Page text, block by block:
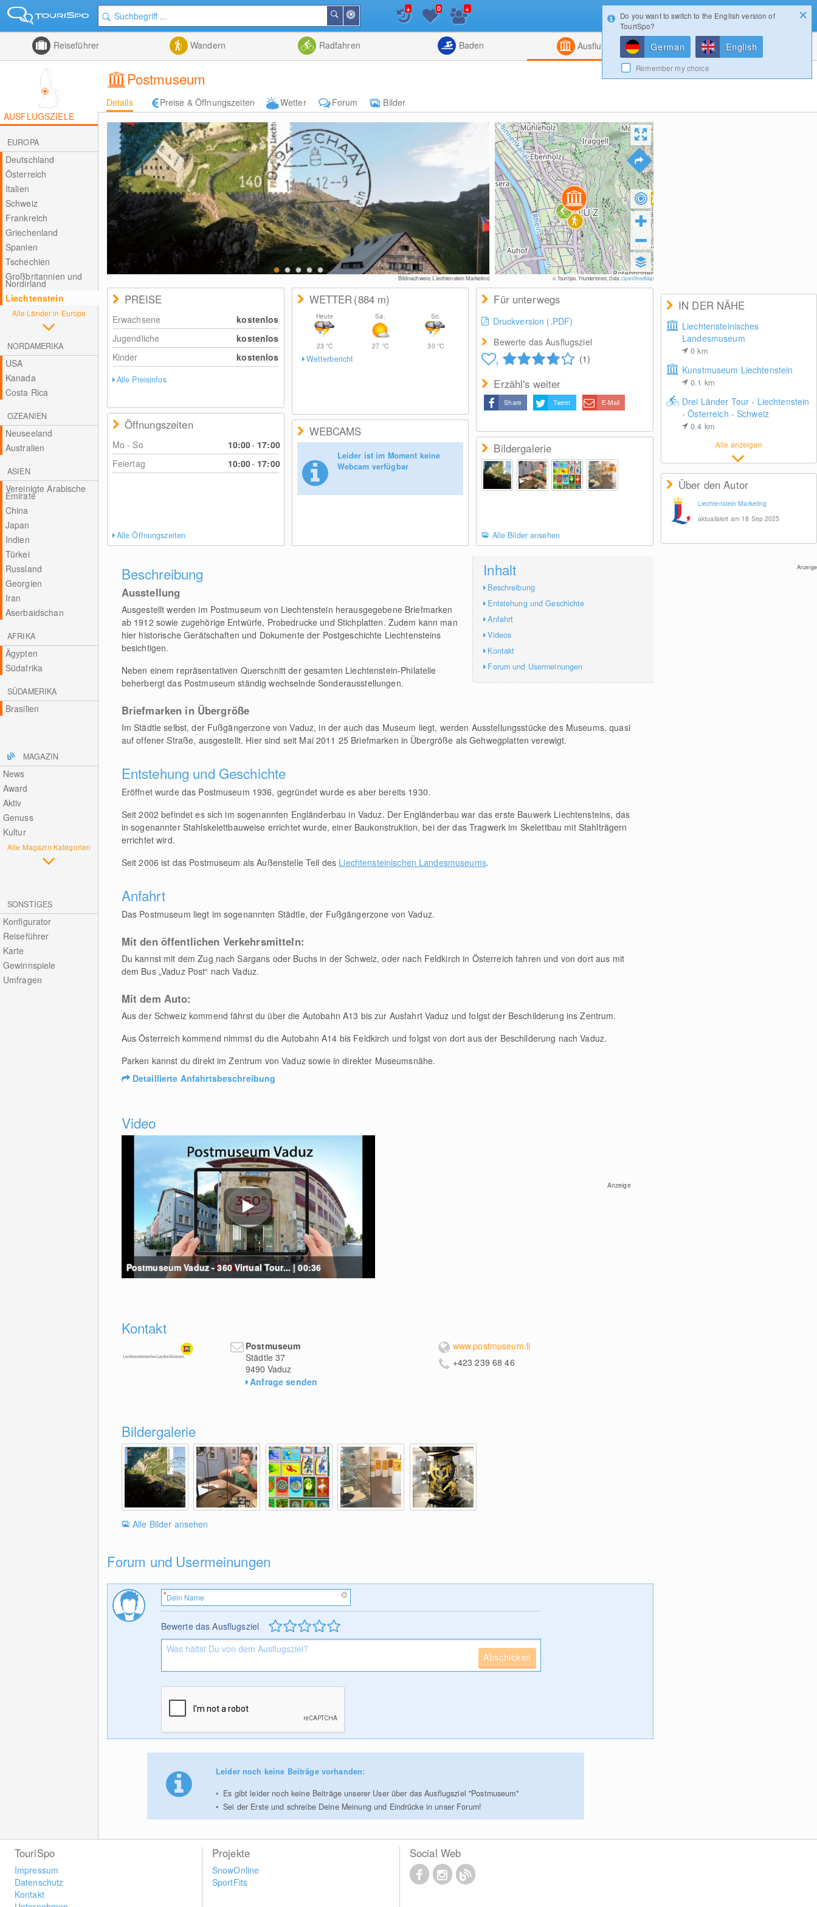
der
Nähe
Suchen
Listenansicht
Kombiniert
+ 0 +
Reiseführer Wandern Radfahren Baden Ausflugsziele Magazin
Postmuseum
Details Preise & Öffnungszeiten Wetter Forum
Bilder
AUSFLUGSZIELE
EUROPA
Deutschland
Österreich
Italien
Schweiz
Frankreich
Griechenland
Spanien
Tschechien
Großbritannien und
Nordirland
Alle Länder in Europa
Liechtenstein
NORDAMERIKA
USA
Kanada
Costa Rica
OZEANIEN
Neuseeland
Australien
ASIEN
Vereinigte Arabische
Emirate
China
Japan
Indien
Türkei
Russland
Georgien
Iran
Aserbaidschan
AFRIKA
Ägypten
Südafrika
SÜDAMERIKA
Brasilien
MAGAZIN
News
Award
Aktiv
Genuss
Kultur
Alle Magazin Kategorien
SONSTIGES
Konfigurator
Reiseführer
Karte
Gewinnspiele
Umfragen
Bildnachweis: Liechtenstein Marketing © TouriSpo, Thunderforest, Data:OpenStreetMap
IN DER NÄHE
Liechtensteinisches
Landesmuseum
0km
Kunstmuseum Liechtenstein
0.1 km
Drei Länder Tour - Liechtenstein
- Österreich - Schweiz
0.4 km
Alle anzeigen
Über den Autor
Liechtenstein Marketing
aktualisiert am 18 Sep 2025
Anzeige
PREISE
Erwachsene
kostenlos
Jugendliche
kostenlos
Kinder
kostenlos
Alle Preisinfos
Öffnungszeiten
Mo - So 10:00- 17:00
Feiertag
10:00- 17:00
Alle Öffnungszeiten
WETTER(884 m)
Heute
23°C
Sa.
27 °C
So.
30 °C
Wetterbericht
WEBCAMS
Leider ist im Moment keine
Webcam verfügbar
Für unterwegs
Druckversion (.PDF)
Bewerte das Ausflugsziel
1 (1)
Erzähl's weiter
Share Tweet E-Mail
Bildergalerie
Alle Bilder ansehen
Inhalt
Beschreibung
Entstehung und Geschichte
Anfahrt
Videos
Kontakt
Forum und Usermeinungen
Beschreibung
Ausstellung
Ausgestellt werden im Postmuseum von Liechtenstein herausgegebene Briefmarken
ab 1912 sowie zugehörige Entwürfe, Probedrucke und Stichplatten. Zudem kann man
hier historische Gerätschaften und Dokumente der Postgeschichte Liechtensteins
besichtigen.
Neben einem repräsentativen Querschnitt der gesamten Liechtenstein-Philatelie
beherbergt das Postmuseum ständig wechselnde Sonderausstellungen.
Briefmarken in Übergröße
Im Städtle selbst, der Fußgängerzone von Vaduz, in der auch das Museum liegt, werden Ausstellungsstücke des Museums, quasi
auf offener Straße, ausgestellt. Hier sind seit Mai 2011 25 Briefmarken in Übergröße als Gehwegplatten verewigt.
Entstehung und Geschichte
Eröffnet wurde das Postmuseum 1936, gegründet wurde es aber bereits 1930.
Seit 2002 befindet es sich im sogenannten Engländerbau in Vaduz. Der Engländerbau war das erste Bauwerk Liechtensteins, das
in sogenannter Stahlskelettbauweise errichtet wurde, einer Baukonstruktion, bei der das Tragwerk im Skelettbau mit Stahlträgern
errichtet wird.
Seit 2006 ist das Postmuseum als Außenstelle Teil des Liechtensteinischen Landesmuseums.
Anfahrt
Das Postmuseum liegt im sogenannten Städtle, der Fußgängerzone von Vaduz.
Mit den öffentlichen Verkehrsmitteln:
Du kannst mit dem Zug nach Sargans oder Buchs in der Schweiz, oder nach Feldkirch in Österreich fahren und von dort aus mit
dem Bus „Vaduz Post“ nach Vaduz.
Mit dem Auto:
Aus der Schweiz kommend fährst du über die Autobahn A13 bis zur Ausfahrt Vaduz und folgst der Beschilderung ins Zentrum.
Aus Österreich kommend nimmst du die Autobahn A14 bis Feldkirch und folgst von dort aus der Beschilderung nach Vaduz.
Parken kannst du direkt im Zentrum von Vaduz sowie in direkter Museumsnähe.
Detaillierte Anfahrtsbeschreibung
Video
Postmuseum Vaduz - 360 Virtual Tour... | 00:36
Anzeige
Kontakt
Postmuseum
Städtle 37
9490 Vaduz
Anfrage senden
www.postmuseum.li
+423 239 68 46
Bildergalerie
Alle Bilder ansehen
Forum und Usermeinungen
Bewerte das Ausflugsziel
Abschicken
Leider noch keine Beiträge vorhanden:
Es gibt leider noch keine Beiträge unserer User über das Ausflugsziel "Postmuseum"
Sei der Erste und schreibe Deine Meinung und Eindrücke in unser Forum!
Login
TouriSpo
Impressum
Datenschutz
Kontakt
Projekte
SnowOnline
SportFits
Social Web
Do you want to switch to the English version of
TouriSpo?
German English
Remember my choice
Konfigurator Gewinnspiele